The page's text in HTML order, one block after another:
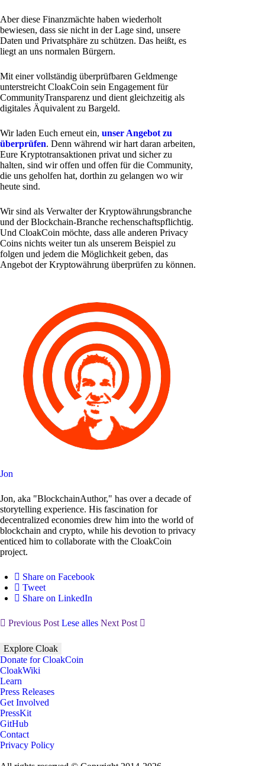
Aber diese Finanzmächte haben wiederholt
bewiesen, dass sie nicht in der Lage sind, unsere
Daten und Privatsphäre zu schützen. Das heißt, es
liegt an uns normalen Bürgern.
Mit einer vollständig überprüfbaren Geldmenge
unterstreicht CloakCoin sein Engagement für
CommunityTransparenz und dient gleichzeitig als
digitales Äquivalent zu Bargeld.
Wir laden Euch erneut ein, unser Angebot zu
überprüfen. Denn während wir hart daran arbeiten,
Eure Kryptotransaktionen privat und sicher zu
halten, sind wir offen und offen für die Community,
die uns geholfen hat, dorthin zu gelangen wo wir
heute sind.
Wir sind als Verwalter der Kryptowährungsbranche
und der Blockchain-Branche rechenschaftspflichtig.
Und CloakCoin möchte, dass alle anderen Privacy
Coins nichts weiter tun als unserem Beispiel zu
folgen und jedem die Möglichkeit geben, das
Angebot der Kryptowährung überprüfen zu können.
Jon
Jon, aka "BlockchainAuthor," has over a decade of
storytelling experience. His fascination for
decentralized economies drew him into the world of
blockchain and crypto, while his devotion to privacy
enticed him to collaborate with the CloakCoin
project.
Share on Facebook
Tweet
Share on LinkedIn
Previous Post Lese alles Next Post
Explore Cloak
Donate for CloakCoin
CloakWiki
Learn
Press Releases
Get Involved
PressKit
GitHub
Contact
Privacy Policy